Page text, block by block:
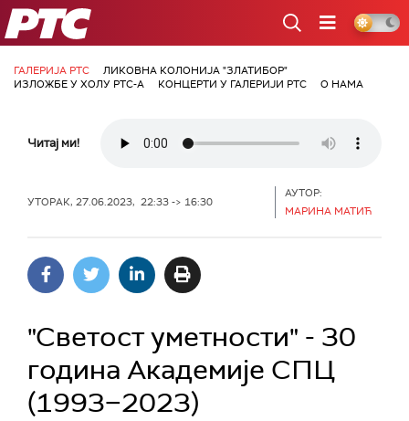
РТС
ГАЛЕРИЈА РТС
ЛИКОВНА КОЛОНИЈА "ЗЛАТИБОР"
ИЗЛОЖБЕ У ХОЛУ РТС-А
КОНЦЕРТИ У ГАЛЕРИЈИ РТС О НАМА
Читај ми!
УТОРАК, 27.06.2023, 22:33 -> 16:30
АУТОР:
МАРИНА МАТИЋ
"Светост уметности" - 30
година Академије СПЦ
(1993−2023)